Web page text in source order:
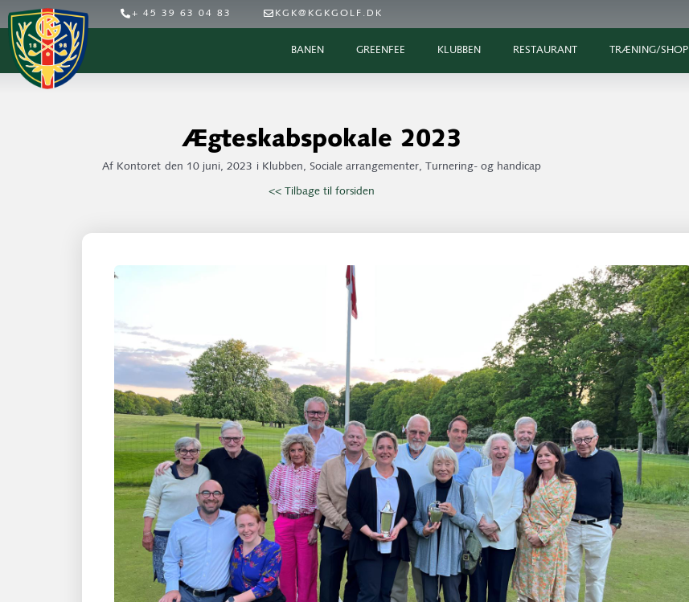
+ 45 39 63 04 83 KGK@KGKGOLF.DK
BANEN GREENFEE KLUBBEN RESTAURANT TRÆNING/SHOP
Ægteskabspokale 2023
Af Kontoret den 10 juni, 2023 i Klubben, Sociale arrangementer, Turnering- og handicap
<< Tilbage til forsiden